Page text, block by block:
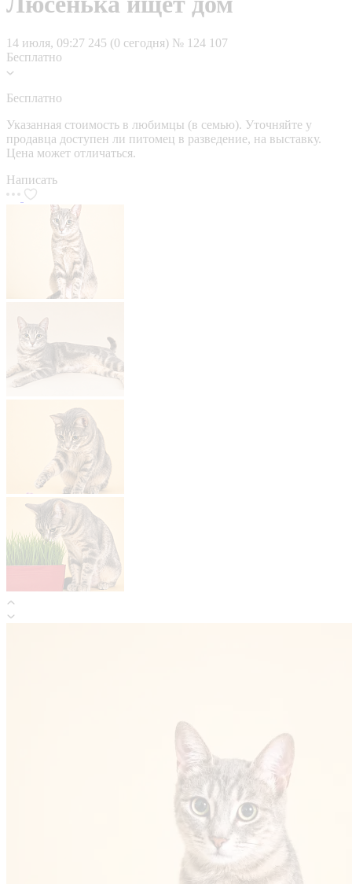
14 июля, 09:27 245 (0 сегодня) № 124 107
Бесплатно
Бесплатно
Указанная стоимость в любимцы (в семью). Уточняйте у
продавца доступен ли питомец в разведение, на выставку.
Цена может отличаться.
Написать